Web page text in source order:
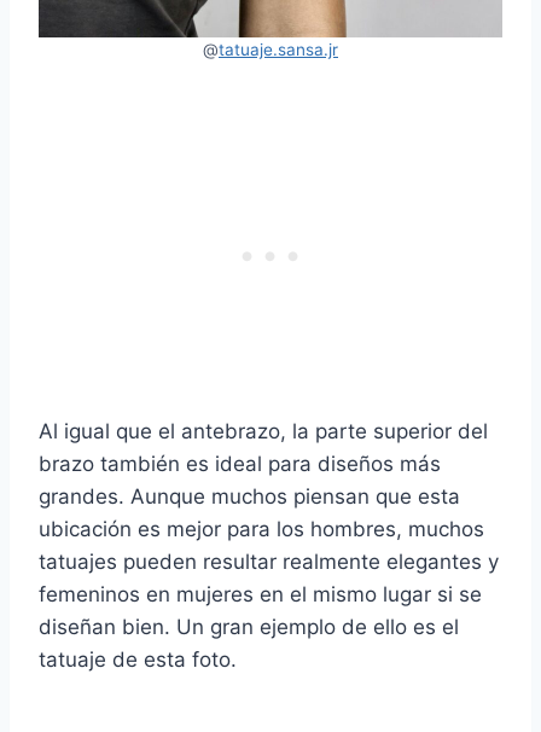
@tatuaje.sansa.jr
Al igual que el antebrazo, la parte superior del
brazo también es ideal para diseños más
grandes. Aunque muchos piensan que esta
ubicación es mejor para los hombres, muchos
tatuajes pueden resultar realmente elegantes y
femeninos en mujeres en el mismo lugar si se
diseñan bien. Un gran ejemplo de ello es el
tatuaje de esta foto.